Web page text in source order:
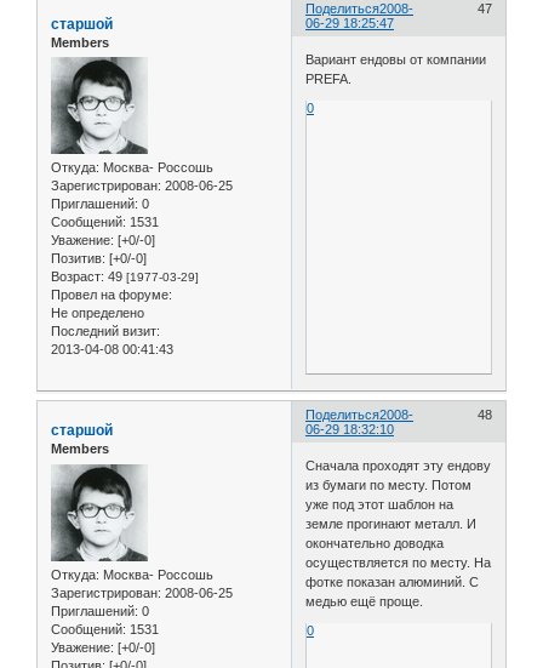
Поделиться 47
2008-
06-29 18:25:47
старшой
Members
Откуда: Москва- Россошь
Зарегистрирован: 2008-06-25
Приглашений: 0
Сообщений: 1531
Уважение: [+0/-0]
Позитив: [+0/-0]
Возраст: 49 [1977-03-29]
Провел на форуме:
Не определено
Последний визит:
2013-04-08 00:41:43
Вариант ендовы от компании
PREFA.
0
Поделиться 48
2008-
06-29 18:32:10
старшой
Members
Откуда: Москва- Россошь
Зарегистрирован: 2008-06-25
Приглашений: 0
Сообщений: 1531
Уважение: [+0/-0]
Сначала проходят эту ендову
из бумаги по месту. Потом
уже под этот шаблон на
земле прогинают металл. И
окончательно доводка
осуществляется по месту. На
фотке показан алюминий. С
медью ещё проще.
0